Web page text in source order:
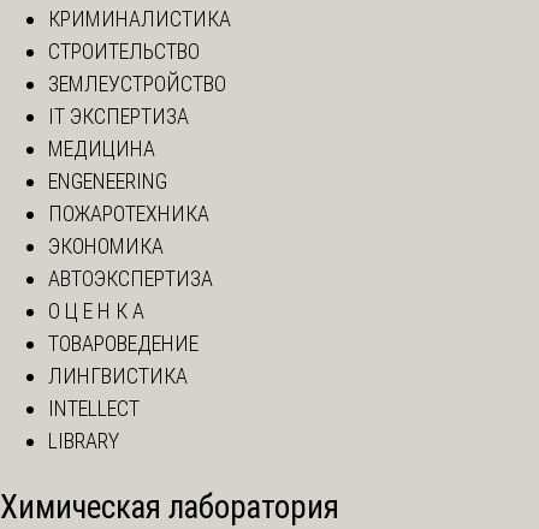
КРИМИНАЛИСТИКА
СТРОИТЕЛЬСТВО
ЗЕМЛЕУСТРОЙСТВО
IT ЭКСПЕРТИЗА
МЕДИЦИНА
ENGENEERING
ПОЖАРОТЕХНИКА
ЭКОНОМИКА
АВТОЭКСПЕРТИЗА
О Ц Е Н К А
ТОВАРОВЕДЕНИЕ
ЛИНГВИСТИКА
INTELLECT
LIBRARY
Химическая лаборатория